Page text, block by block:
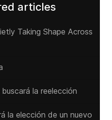
articles
Taking Shape Across
la reelección
la elección de un nuevo